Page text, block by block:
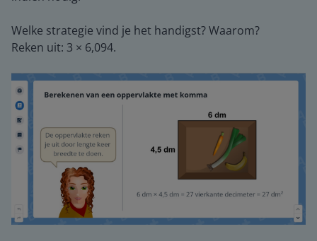
Welke strategie vind je het handigst? Waarom?
Reken uit: 3 × 6,094.